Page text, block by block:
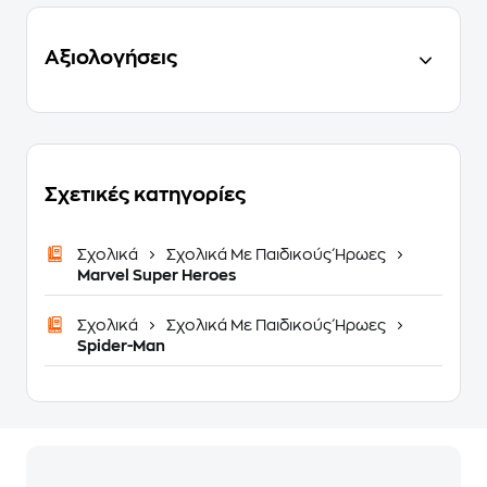
Αξιολογήσεις
Σχετικές κατηγορίες
Σχολικά
Σχολικά Με Παιδικούς Ήρωες
Marvel Super Heroes
Σχολικά
Σχολικά Με Παιδικούς Ήρωες
Spider-Man